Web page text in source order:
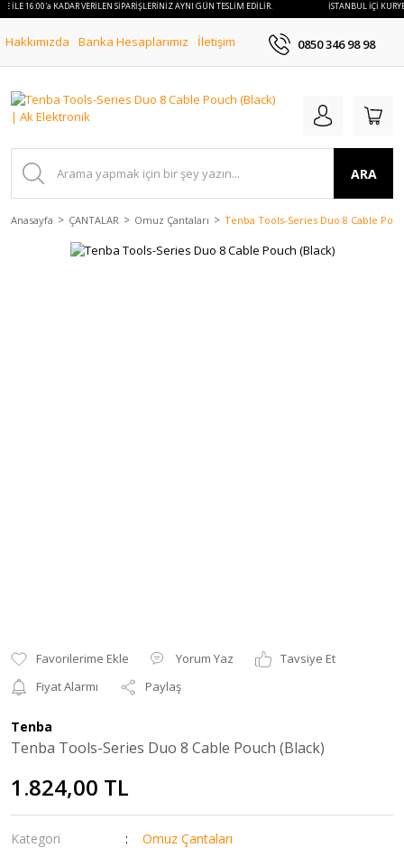
İLE 16:00'a KADAR VERİLEN SİPARİŞLERİNİZ AYNI GÜN TESLİM EDİLİR. İSTANBUL İÇİ
Hakkımızda Banka Hesaplarımız İletişim 0850 346 98 98
ARA
Anasayfa ÇANTALAR Omuz Çantaları Tenba Tools-Series Duo 8 Cable
Yorum Yaz
Tavsiye Et
Fiyat Alarmı
Paylaş
Tenba
Tenba Tools-Series Duo 8 Cable Pouch (Black)
1.824,00 TL
Kategori
Omuz Çantaları